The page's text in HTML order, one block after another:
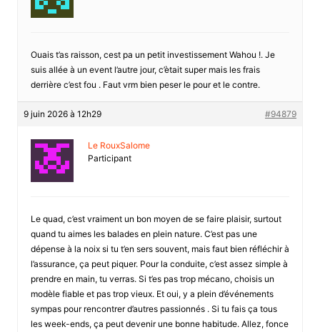
Ouais t’as raisson, cest pa un petit investissement Wahou !. Je
suis allée à un event l’autre jour, c’ètait super mais les frais
derrière c’est fou . Faut vrm bien peser le pour et le contre.
9 juin 2026 à 12h29 #94879
Le RouxSalome
Participant
Le quad, c’est vraiment un bon moyen de se faire plaisir, surtout
quand tu aimes les balades en plein nature. C’est pas une
dépense à la noix si tu t’en sers souvent, mais faut bien réfléchir à
l’assurance, ça peut piquer. Pour la conduite, c’est assez simple à
prendre en main, tu verras. Si t’es pas trop mécano, choisis un
modèle fiable et pas trop vieux. Et oui, y a plein d’événements
sympas pour rencontrer d’autres passionnés . Si tu fais ça tous
les week-ends, ça peut devenir une bonne habitude. Allez, fonce